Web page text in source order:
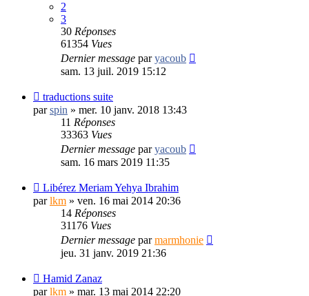
2
3
30 Réponses
61354 Vues
Dernier message paryacoub
sam. 13 juil. 2019 15:12
traductions suite
parspin » mer. 10 janv. 2018 13:43
11 Réponses
33363 Vues
Dernier message paryacoub
sam. 16 mars 2019 11:35
Libérez Meriam Yehya Ibrahim
parlkm » ven. 16 mai 2014 20:36
14 Réponses
31176 Vues
Dernier message parmarmhonie
jeu. 31 janv. 2019 21:36
Hamid Zanaz
parlkm » mar. 13 mai 2014 22:20